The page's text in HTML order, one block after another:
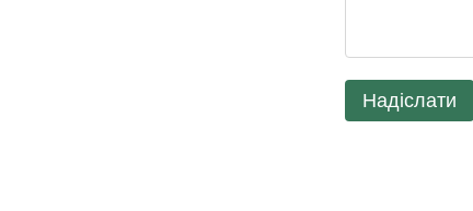
Надіслати